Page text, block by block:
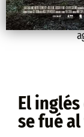
El
se fué